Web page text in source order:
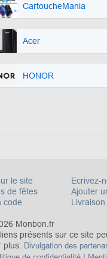
CartoucheMania
Acer
HONOR
le site
de fêtes
code
Ecrivez-
Ajouter
Monbon.fr
présents sur ce site
plus: Divulgation des